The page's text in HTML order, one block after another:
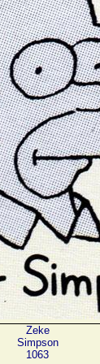
Zeke
Simpson
1063